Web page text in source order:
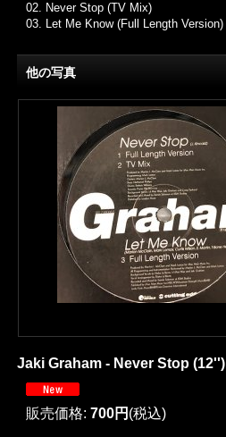
02. Never Stop (TV Mix)
03. Let Me Know (Full Length Version)
他の写真
Jaki Graham - Never Stop (12'')
販売価格: 700円 (税込)